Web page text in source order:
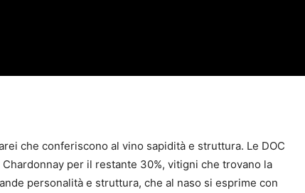
che conferiscono al vino sapidità e struttura. Le DOC
per il restante 30%, vitigni che trovano la
personalità e struttura, che al naso si esprime con